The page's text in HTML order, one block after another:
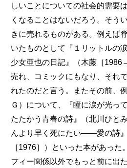
しいことについての社会的需要
くなることはないだろう。そう
きに売れるものがある。例えば
いたものとして『１リットル
少女亜也の日記』（木藤［
売れ、コミックにもなり、それ
れたのだと言う。またその前、
Ｇ）について、『瞳に涙が光
たたかう青春の詩』（北川ひと
んより早く死にたい――愛の詩
［1976］）といった本があった
フィー関係以外でもっと前に出